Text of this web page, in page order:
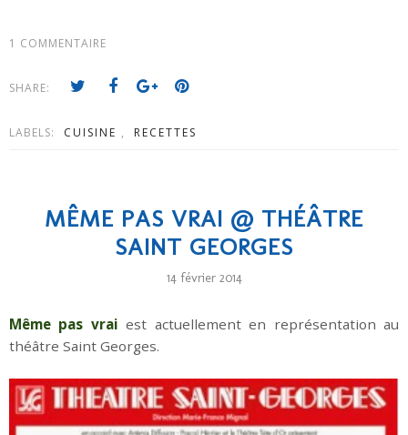
1 COMMENTAIRE
SHARE:
LABELS: CUISINE , RECETTES
MÊME PAS VRAI @ THÉÂTRE
SAINT GEORGES
14 février 2014
Même pas vrai est actuellement en représentation au
théâtre Saint Georges.